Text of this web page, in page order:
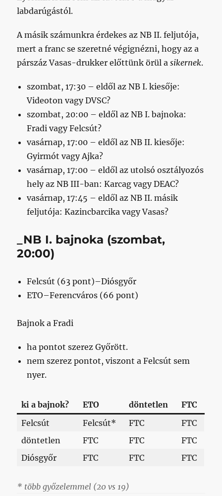
labdarúgástól.
A másik számunkra érdekes az NB II. feljutója,
mert a franc se szeretné végignézni, hogy az a
párszáz Vasas-drukker előttünk örül asikernek.
szombat, 17:30 – eldől az NB I. kiesője:
Videoton vagy DVSC?
szombat, 20:00 – eldől az NB I. bajnoka:
Fradi vagy Felcsút?
vasárnap, 17:00 – eldől az NB II. kiesője:
Gyirmót vagy Ajka?
vasárnap, 17:00 – eldől az utolsó osztályozós
hely az NB III-ban: Karcag vagy DEAC?
vasárnap, 17:45 – eldől az NB II. másik
feljutója: Kazincbarcika vagy Vasas?
_NB I. bajnoka (szombat,
20:00)
Felcsút (63 pont)–Diósgyőr
ETO–Ferencváros (66 pont)
Bajnok a Fradi
ha pontot szerez Győrött.
nem szerez pontot, viszont a Felcsút sem
nyer.
ki a bajnok? ETO döntetlen
FTC
Felcsút
Felcsút* FTC
FTC
döntetlen
FTC FTC
FTC
Diósgyőr
FTC FTC FTC
* több győzelemmel (20 vs 19)